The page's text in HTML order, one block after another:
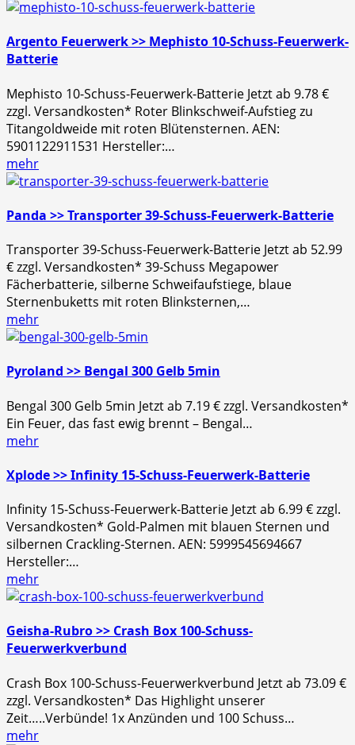
Argento Feuerwerk >> Mephisto 10-Schuss-Feuerwerk-
Batterie
Mephisto 10-Schuss-Feuerwerk-Batterie Jetzt ab 9.78 €
zzgl. Versandkosten* Roter Blinkschweif-Aufstieg zu
Titangoldweide mit roten Blütensternen. AEN:
5901122911531 Hersteller:…
mehr
Panda >> Transporter 39-Schuss-Feuerwerk-Batterie
Transporter 39-Schuss-Feuerwerk-Batterie Jetzt ab 52.99
€ zzgl. Versandkosten* 39-Schuss Megapower
Fächerbatterie, silberne Schweifaufstiege, blaue
Sternenbuketts mit roten Blinksternen,…
mehr
Pyroland >> Bengal 300 Gelb 5min
Bengal 300 Gelb 5min Jetzt ab 7.19 € zzgl. Versandkosten*
Ein Feuer, das fast ewig brennt – Bengal…
mehr
Xplode >> Infinity 15-Schuss-Feuerwerk-Batterie
Infinity 15-Schuss-Feuerwerk-Batterie Jetzt ab 6.99 € zzgl.
Versandkosten* Gold-Palmen mit blauen Sternen und
silbernen Crackling-Sternen. AEN: 5999545694667
Hersteller:…
mehr
Geisha-Rubro >> Crash Box 100-Schuss-
Feuerwerkverbund
Crash Box 100-Schuss-Feuerwerkverbund Jetzt ab 73.09 €
zzgl. Versandkosten* Das Highlight unserer
Zeit…..Verbünde! 1x Anzünden und 100 Schuss…
mehr